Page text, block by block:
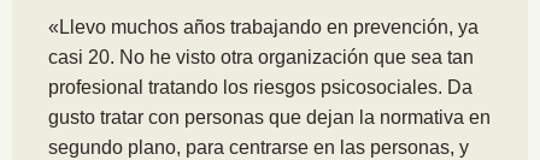
«Llevo muchos años trabajando en prevención, ya
casi 20. No he visto otra organización que sea tan
profesional tratando los riesgos psicosociales. Da
gusto tratar con personas que dejan la normativa en
segundo plano, para centrarse en las personas, y